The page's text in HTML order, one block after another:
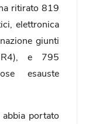
ritirato 819
elettronica
giunti
R4), e 795
esauste
abbia portato